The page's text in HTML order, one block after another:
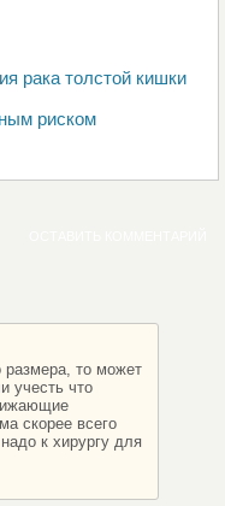
рака толстой кишки
риском
то может
учесть что
скорее всего
к хирургу для